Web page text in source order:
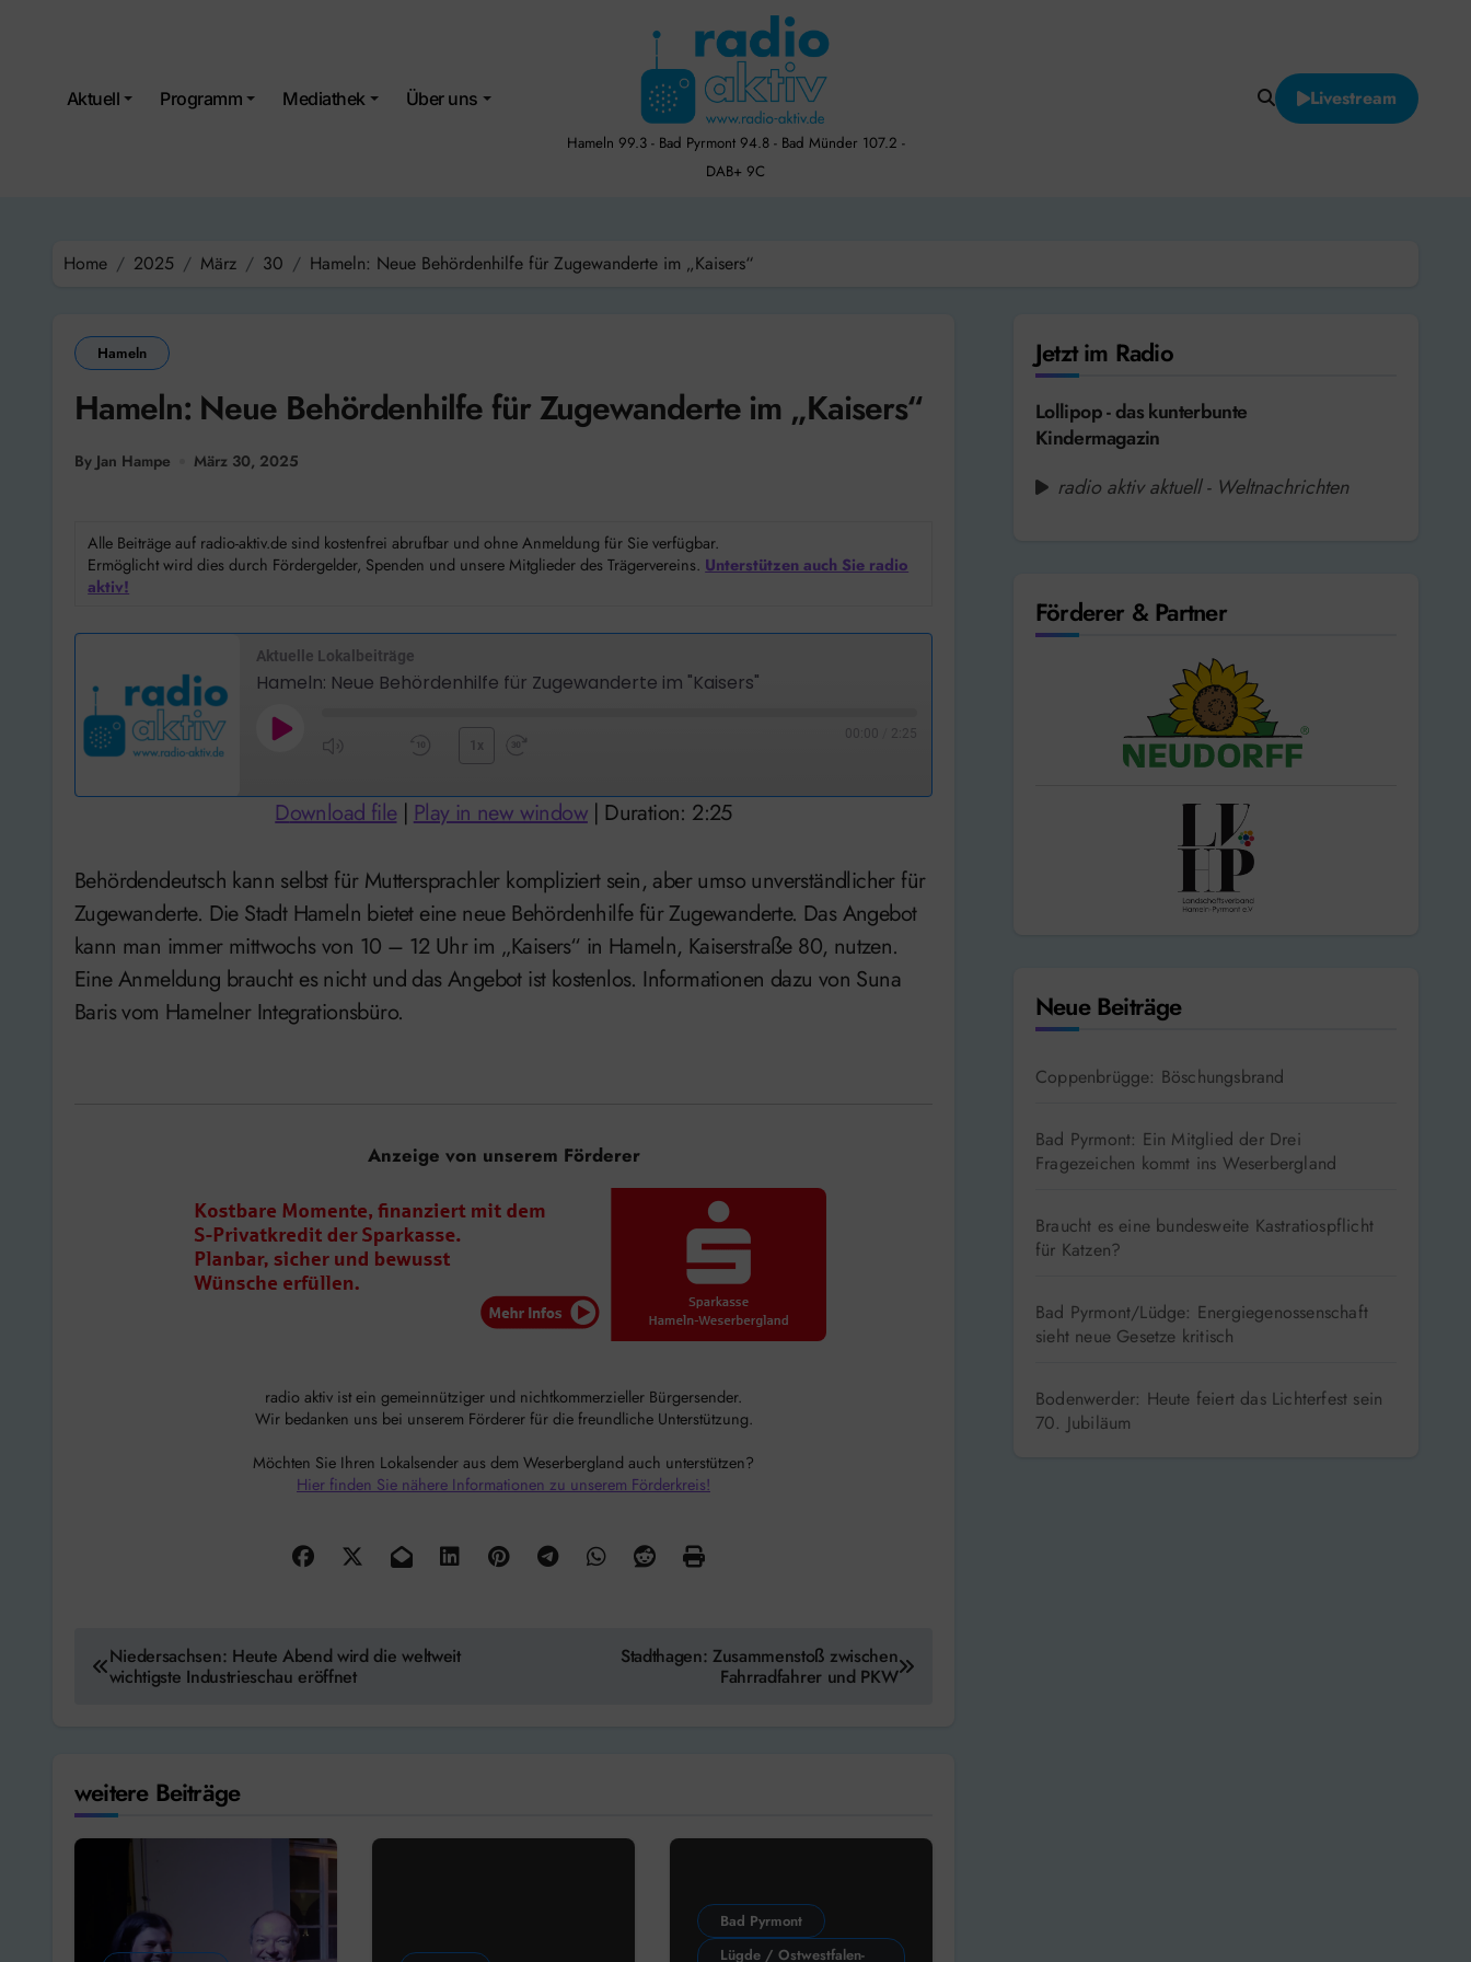
Aktuell Programm Mediathek Über uns
Hameln 99.3 - Bad Pyrmont 94.8 - Bad Münder 107.2 -
DAB+ 9C
Livestream
Home 2025 März 30 Hameln: Neue Behördenhilfe für Zugewanderte im „Kaisers“
Hameln
Hameln: Neue Behördenhilfe für Zugewanderte im „Kaisers“
By Jan Hampe März 30, 2025
Alle Beiträge auf radio-aktiv.de sind kostenfrei abrufbar und ohne Anmeldung für Sie verfügbar.
Ermöglicht wird dies durch Fördergelder, Spenden und unsere Mitglieder des Trägervereins. Unterstützen auch Sie radio
aktiv!
Aktuelle Lokalbeiträge
Hameln: Neue Behördenhilfe für Zugewanderte im "Kaisers"
Play
Mute/Unmute
Episode
Rewind
10
Seconds
1x
Forward
30
00:00 2:25
Download file| Play in new window| Duration: 2:25
Behördendeutsch kann selbst für Muttersprachler kompliziert sein, aber umso unverständlicher für
Zugewanderte. Die Stadt Hameln bietet eine neue Behördenhilfe für Zugewanderte. Das Angebot
kann man immer mittwochs von 10 – 12 Uhr im „Kaisers“ in Hameln, Kaiserstraße 80, nutzen.
Eine Anmeldung braucht es nicht und das Angebot ist kostenlos. Informationen dazu von Suna
Baris vom Hamelner Integrationsbüro.
Anzeige von unserem Förderer
radio aktiv ist ein gemeinnütziger und nichtkommerzieller Bürgersender.
Wir bedanken uns bei unserem Förderer für die freundliche Unterstützung.
Möchten Sie Ihren Lokalsender aus dem Weserbergland auch unterstützen?
Hier finden Sie nähere Informationen zu unserem Förderkreis!
Beitragsnavigation
Niedersachsen: Heute Abend wird die weltweit
wichtigste Industrieschau eröffnet
Stadthagen: Zusammenstoß zwischen
Fahrradfahrer und PKW
weitere Beiträge
Bad Pyrmont
Lügde / Ostwestfalen-
Jetzt im Radio
Lollipop - das kunterbunte
Kindermagazin
radio aktiv aktuell - Weltnachrichten
Förderer & Partner
Neue Beiträge
Coppenbrügge: Böschungsbrand
Bad Pyrmont: Ein Mitglied der Drei
Fragezeichen kommt ins Weserbergland
Braucht es eine bundesweite Kastratiospflicht
für Katzen?
Bad Pyrmont/Lüdge: Energiegenossenschaft
sieht neue Gesetze kritisch
Bodenwerder: Heute feiert das Lichterfest sein
70. Jubiläum